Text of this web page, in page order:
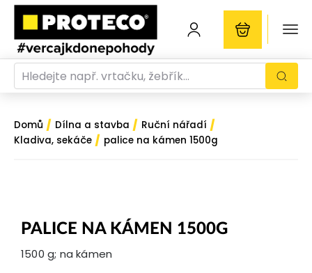
Domů / Dílna a stavba / Ruční nářadí /
Kladiva, sekáče / palice na kámen 1500g
PALICE NA KÁMEN 1500G
1500 g; na kámen